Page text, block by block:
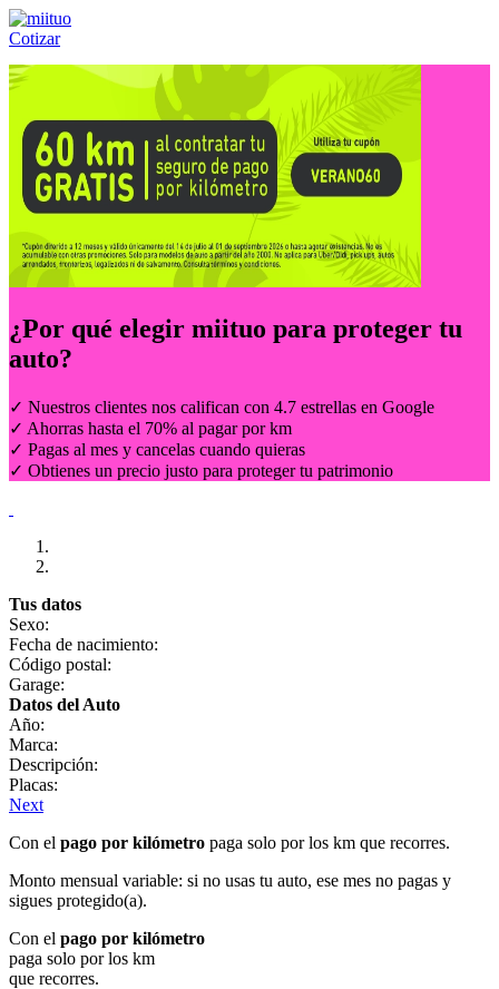
Cotizar
Llámanos al:(55) 84-21-05-00 ó
¿Por qué elegir miituo para proteger tu
auto?
✓ Nuestros clientes nos califican con 4.7 estrellas en Google
✓ Ahorras hasta el 70% al pagar por km
✓ Pagas al mes y cancelas cuando quieras
✓ Obtienes un precio justo para proteger tu patrimonio
Tus datos
Sexo:
Fecha de nacimiento:
Código postal:
Garage:
Datos del Auto
Año:
Marca:
Descripción:
Placas:
Next
Con el pago por kilómetro paga solo por los km que recorres.
Monto mensual variable: si no usas tu auto, ese mes no pagas y
sigues protegido(a).
Con el pago por kilómetro
paga solo por los km
que recorres.